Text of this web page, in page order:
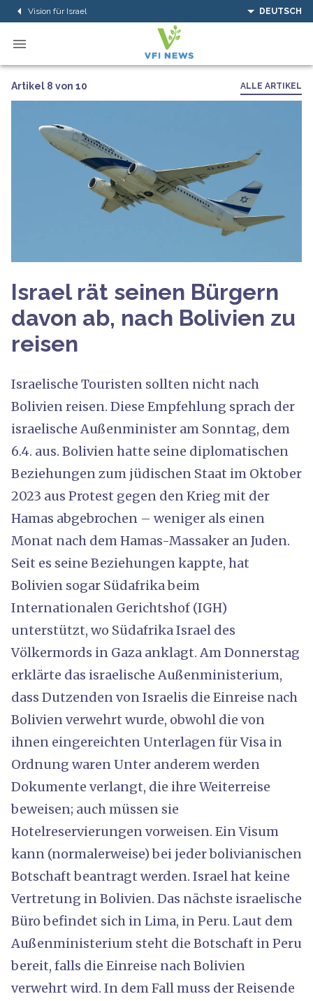
Vision für Israel DEUTSCH
Artikel 8 von 10 ALLE ARTIKEL
Israel rät seinen Bürgern
davon ab, nach Bolivien zu
reisen
Israelische Touristen sollten nicht nach
Bolivien reisen. Diese Empfehlung sprach der
israelische Außenminister am Sonntag, dem
6.4. aus. Bolivien hatte seine diplomatischen
Beziehungen zum jüdischen Staat im Oktober
2023 aus Protest gegen den Krieg mit der
Hamas abgebrochen – weniger als einen
Monat nach dem Hamas-Massaker an Juden.
Seit es seine Beziehungen kappte, hat
Bolivien sogar Südafrika beim
Internationalen Gerichtshof (IGH)
unterstützt, wo Südafrika Israel des
Völkermords in Gaza anklagt. Am Donnerstag
erklärte das israelische Außenministerium,
dass Dutzenden von Israelis die Einreise nach
Bolivien verwehrt wurde, obwohl die von
ihnen eingereichten Unterlagen für Visa in
Ordnung waren Unter anderem werden
Dokumente verlangt, die ihre Weiterreise
beweisen; auch müssen sie
Hotelreservierungen vorweisen. Ein Visum
kann (normalerweise) bei jeder bolivianischen
Botschaft beantragt werden. Israel hat keine
Vertretung in Bolivien. Das nächste israelische
Büro befindet sich in Lima, in Peru. Laut dem
Außenministerium steht die Botschaft in Peru
bereit, falls die Einreise nach Bolivien
verwehrt wird. In dem Fall muss der Reisende